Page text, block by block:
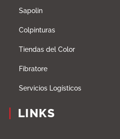
Sapolin
Colpinturas
Tiendas del Color
Fibratore
Servicios Logísticos
LINKS